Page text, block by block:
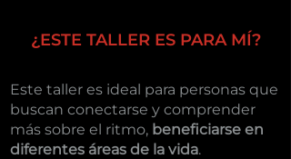
¿ESTE TALLER ES PARA MÍ?
Este taller es ideal para personas que
buscan conectarse y comprender
más sobre el ritmo, beneficiarse en
diferentes áreas de la vida.